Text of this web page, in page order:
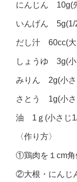
にんじん 10g(
いんげん 5g(1/
だし汁 60cc(大
しょうゆ 3g(小
みりん 2g(小さ
さとう 1g(小さ
油 1ｇ(小さじ
〈作り方〉
①鶏肉を１cm角
②大根・にんじ